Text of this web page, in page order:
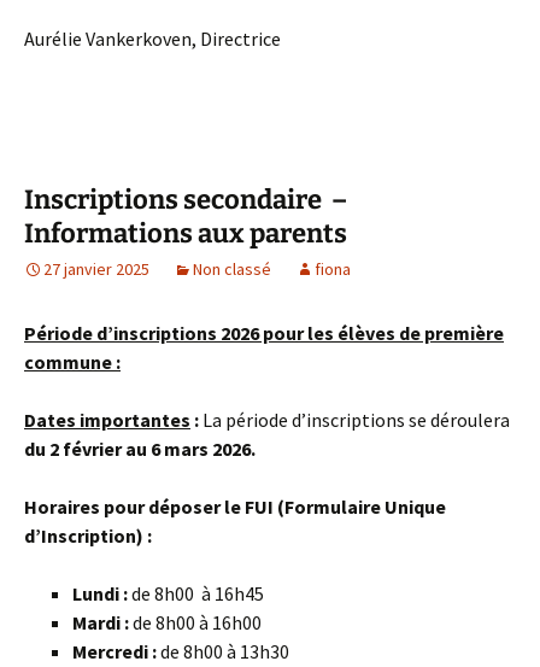
Aurélie Vankerkoven, Directrice
Inscriptions secondaire –
Informations aux parents
27 janvier 2025 Non classé fiona
Période d’inscriptions 2026 pour les élèves de première
commune :
Dates importantes : La période d’inscriptions se déroulera
du 2 février au 6 mars 2026.
Horaires pour déposer le FUI (Formulaire Unique
d’Inscription) :
Lundi :de 8h00 à 16h45
Mardi :de 8h00 à 16h00
Mercredi :de 8h00 à 13h30